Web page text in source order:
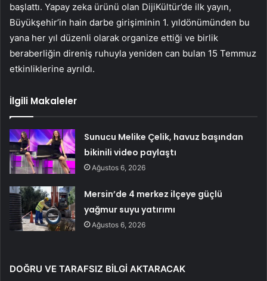
başlattı. Yapay zeka ürünü olan DijiKültür’de ilk yayın,
Büyükşehir’in hain darbe girişiminin 1. yıldönümünden bu
yana her yıl düzenli olarak organize ettiği ve birlik
beraberliğin direniş ruhuyla yeniden can bulan 15 Temmuz
etkinliklerine ayrıldı.
İlgili Makaleler
Sunucu Melike Çelik, havuz başından
bikinili video paylaştı
Ağustos 6, 2026
Mersin’de 4 merkez ilçeye güçlü
yağmur suyu yatırımı
Ağustos 6, 2026
DOĞRU VE TARAFSIZ BİLGİ AKTARACAK